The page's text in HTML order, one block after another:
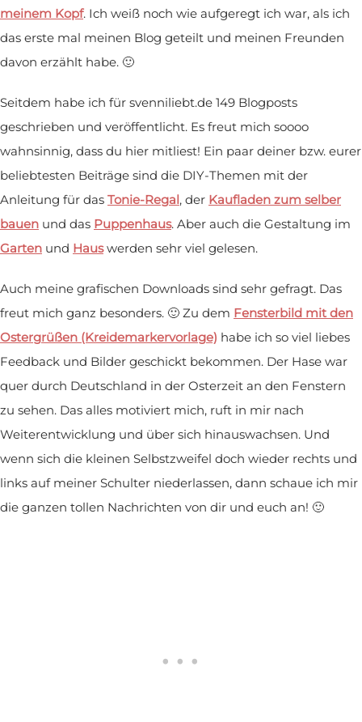
meinem Kopf. Ich weiß noch wie aufgeregt ich war, als ich
das erste mal meinen Blog geteilt und meinen Freunden
davon erzählt habe. 🙂
Seitdem habe ich für svenniliebt.de 149 Blogposts
geschrieben und veröffentlicht. Es freut mich soooo
wahnsinnig, dass du hier mitliest! Ein paar deiner bzw. eurer
beliebtesten Beiträge sind die DIY-Themen mit der
Anleitung für das Tonie-Regal, der Kaufladen zum selber
bauen und das Puppenhaus. Aber auch die Gestaltung im
Garten und Hauswerden sehr viel gelesen.
Auch meine grafischen Downloads sind sehr gefragt. Das
freut mich ganz besonders. 🙂 Zu dem Fensterbild mit den
Ostergrüßen (Kreidemarkervorlage) habe ich so viel liebes
Feedback und Bilder geschickt bekommen. Der Hase war
quer durch Deutschland in der Osterzeit an den Fenstern
zu sehen. Das alles motiviert mich, ruft in mir nach
Weiterentwicklung und über sich hinauswachsen. Und
wenn sich die kleinen Selbstzweifel doch wieder rechts und
links auf meiner Schulter niederlassen, dann schaue ich mir
die ganzen tollen Nachrichten von dir und euch an! 🙂